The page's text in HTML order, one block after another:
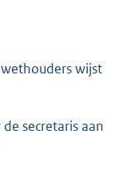
wijst
secretaris aan